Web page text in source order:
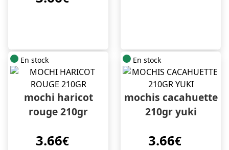
En stock
mochi haricot
rouge 210gr
3.66€
En stock
mochis cacahuette
210gr yuki
3.66€